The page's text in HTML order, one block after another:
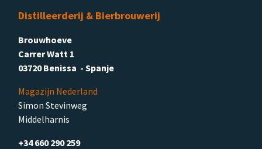
Distilleerderij & Bierbrouwerij
Brouwhoeve
Carrer Watt 1
03720 Benissa - Spanje
Magazijn Nederland
Simon Stevinweg
Middelharnis
+34 660 290 259